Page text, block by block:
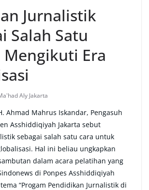
Jurnalistik
Salah Satu
Mengikuti Era
Aly Jakarta
Ahmad Mahrus Iskandar, Pengasuh
Asshiddiqiyah Jakarta sebut
sebagai salah satu cara untuk
Hal ini beliau ungkapkan
dalam acara pelatihan yang
di Ponpes Asshiddiqiyah
“Progam Pendidikan Jurnalistik di